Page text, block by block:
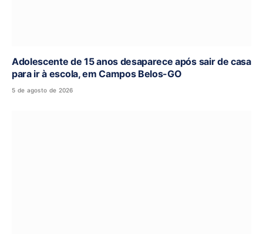
Adolescente de 15 anos desaparece após sair de casa
para ir à escola, em Campos Belos-GO
5 de agosto de 2026